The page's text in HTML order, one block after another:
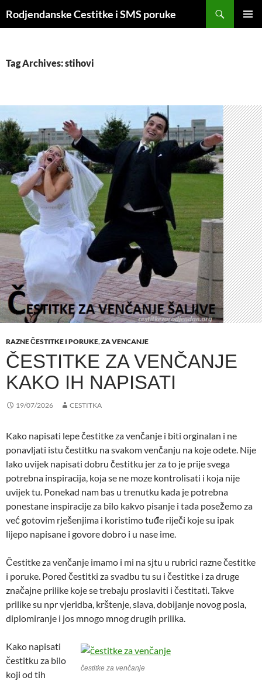
toRodjendanske Cestitke i SMS poruke
Tag Archives: stihovi
RAZNE ČESTITKE I PORUKE,ZA VENCANJE
ČESTITKE ZA VENČANJE
KAKO IH NAPISATI
19/07/2026 CESTITKA
Kako napisati lepe čestitke za venčanje i biti orginalan i ne
ponavljati istu čestitku na svakom venčanju na koje odete. Nije
lako uvijek napisati dobru čestitku jer za to je prije svega
potrebna inspiracija, koja se ne moze kontrolisati i koja nije
uvijek tu. Ponekad nam bas u trenutku kada je potrebna
ponestane inspiracije za bilo kakvo pisanje i tada posežemo za
već gotovim rješenjima i koristimo tuđe riječi koje su ipak
lijepo napisane i govore dobro i u nase ime.
Čestitke za venčanje imamo i mi na sjtu u rubrici razne čestitke
i poruke. Pored čestitki za svadbu tu su i čestitke i za druge
značajne prilike koje se trebaju proslaviti i čestitati. Takve
prilike su npr vjeridba, krštenje, slava, dobijanje novog posla,
diplomiranje i jos mnogo mnog drugih prilika.
čestitke za venčanje
Kako napisati
čestitku za bilo
koji od tih